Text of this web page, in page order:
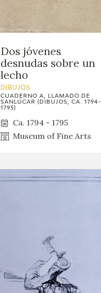
Dos jóvenes
desnudas sobre un
lecho
DIBUJOS
CUADERNO A, LLAMADO DE
SANLÚCAR (DIBUJOS, CA. 1794-
1795)
Ca. 1794 - 1795
Museum of Fine Arts